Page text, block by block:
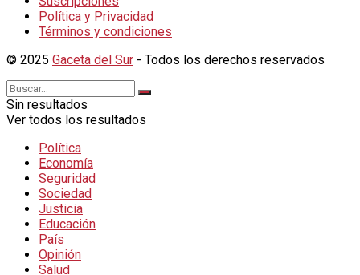
Política y Privacidad
Términos y condiciones
© 2025 Gaceta del Sur - Todos los derechos reservados
Sin resultados
Ver todos los resultados
Política
Economía
Seguridad
Sociedad
Justicia
Educación
País
Opinión
Salud